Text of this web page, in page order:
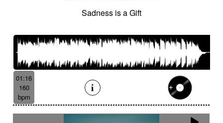
Sadness is a Gift
01:16
160
bpm